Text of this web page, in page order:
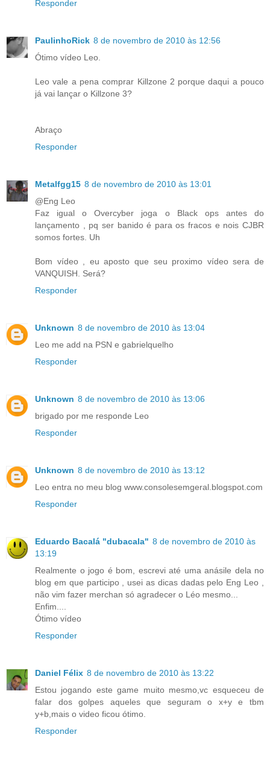
Responder
PaulinhoRick 8 de novembro de 2010 às 12:56
Ótimo vídeo Leo.
Leo vale a pena comprar Killzone 2 porque daqui a pouco
já vai lançar o Killzone 3?
Abraço
Responder
Metalfgg15 8 de novembro de 2010 às 13:01
@Eng Leo
Faz igual o Overcyber joga o Black ops antes do
lançamento , pq ser banido é para os fracos e nois CJBR
somos fortes. Uh
Bom vídeo , eu aposto que seu proximo vídeo sera de
VANQUISH. Será?
Responder
Unknown 8 de novembro de 2010 às 13:04
Leo me add na PSN e gabrielquelho
Responder
Unknown 8 de novembro de 2010 às 13:06
brigado por me responde Leo
Responder
Unknown 8 de novembro de 2010 às 13:12
Leo entra no meu blog www.consolesemgeral.blogspot.com
Responder
Eduardo Bacalá "dubacala" 8 de novembro de 2010 às
13:19
Realmente o jogo é bom, escrevi até uma anásile dela no
blog em que participo , usei as dicas dadas pelo Eng Leo ,
não vim fazer merchan só agradecer o Léo mesmo...
Enfim....
Ótimo vídeo
Responder
Daniel Félix 8 de novembro de 2010 às 13:22
Estou jogando este game muito mesmo,vc esqueceu de
falar dos golpes aqueles que seguram o x+y e tbm
y+b,mais o video ficou ótimo.
Responder